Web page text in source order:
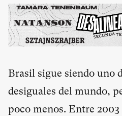
Brasil sigue siendo uno
desiguales del mundo,
poco menos. Entre